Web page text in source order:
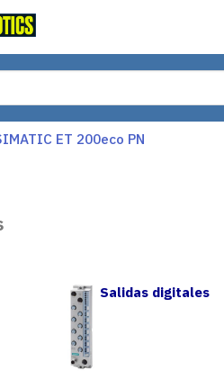
ET 200eco PN
Salidas digitales